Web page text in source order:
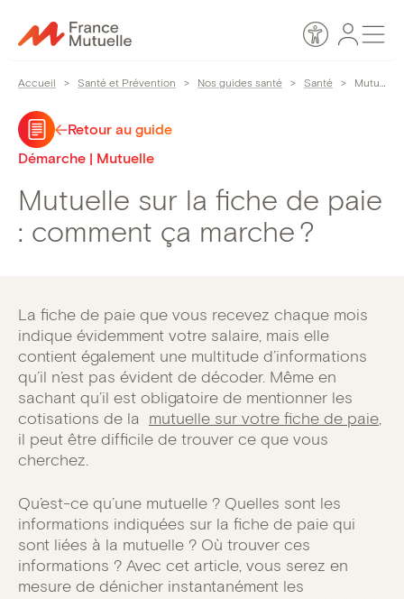
au
Accessibilité
Espace
Accueil > Santé et Prévention > Nos guides santé > Santé > Mutuelle sur la fiche de paie : comment ça marche ?
Retour au guide
Démarche | Mutuelle
Mutuelle sur la fiche de paie
: comment ça marche ?
La fiche de paie que vous recevez chaque mois
indique évidemment votre salaire, mais elle
contient également une multitude d’informations
qu’il n’est pas évident de décoder. Même en
sachant qu’il est obligatoire de mentionner les
cotisations de la mutuelle sur votre fiche de paie,
il peut être difficile de trouver ce que vous
cherchez.
Qu’est-ce qu’une mutuelle ? Quelles sont les
informations indiquées sur la fiche de paie qui
sont liées à la mutuelle ? Où trouver ces
informations ? Avec cet article, vous serez en
mesure de dénicher instantanément les